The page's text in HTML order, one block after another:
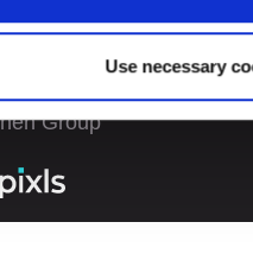
Use necessary
Group